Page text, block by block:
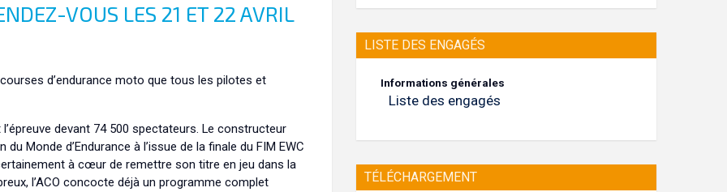
VOUS LES 21 ET 22 AVRIL
d’endurance moto que tous les pilotes et
devant 74 500 spectateurs. Le constructeur
Monde d’Endurance à l’issue de la finale du FIM EWC
à cœur de remettre son titre en jeu dans la
l’ACO concocte déjà un programme complet
LISTE DES ENGAGÉS
Informations générales
Liste des engagés
TÉLÉCHARGEMENT